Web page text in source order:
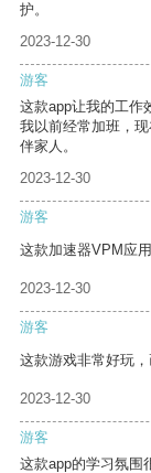
护。
2023-12-30
游客
这款app让我的工作
我以前经常加班，
伴家人。
2023-12-30
游客
这款加速器VPM应
2023-12-30
游客
这款游戏非常好玩，
2023-12-30
游客
这款app的学习氛围